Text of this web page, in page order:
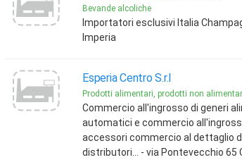
Bevande alcoliche
Importatori esclusivi Italia
Imperia
Esperia Centro S.r.l
Prodotti alimentari, prodotti non
Commercio all'ingrosso di generi
automatici e commercio
accessori commercio al dettaglio
distributori... - via Pontevecchio 65